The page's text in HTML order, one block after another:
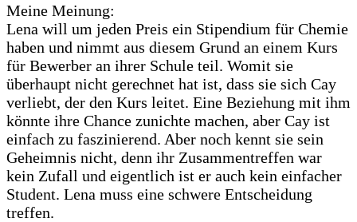
Meine Meinung:
Lena will um jeden Preis ein Stipendium für Chemie
haben und nimmt aus diesem Grund an einem Kurs
für Bewerber an ihrer Schule teil. Womit sie
überhaupt nicht gerechnet hat ist, dass sie sich Cay
verliebt, der den Kurs leitet. Eine Beziehung mit ihm
könnte ihre Chance zunichte machen, aber Cay ist
einfach zu faszinierend. Aber noch kennt sie sein
Geheimnis nicht, denn ihr Zusammentreffen war
kein Zufall und eigentlich ist er auch kein einfacher
Student. Lena muss eine schwere Entscheidung
treffen.